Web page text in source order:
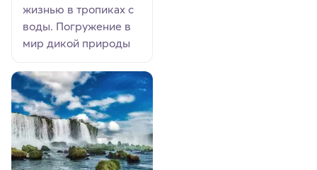
жизнью в тропиках с
воды. Погружение в
мир дикой природы